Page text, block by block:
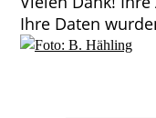
Ihre Daten